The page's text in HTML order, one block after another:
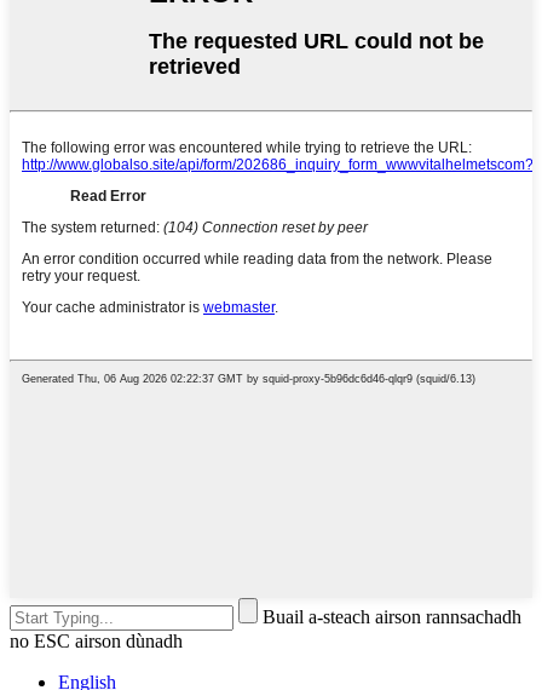
Buail a-steach airson rannsachadh
no ESC airson dùnadh
English